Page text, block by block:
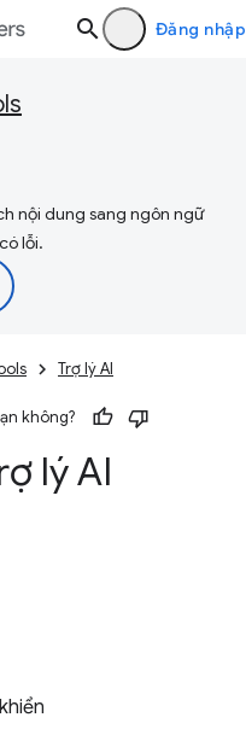
Đăng nhập
nội dung sang ngôn ngữ
lỗi.
Trợ lý AI
không?
lý AI